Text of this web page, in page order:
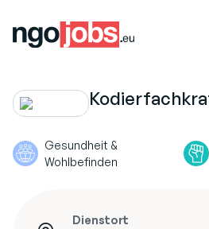
Gesundheit &
Wohlbefinden
Dienstort